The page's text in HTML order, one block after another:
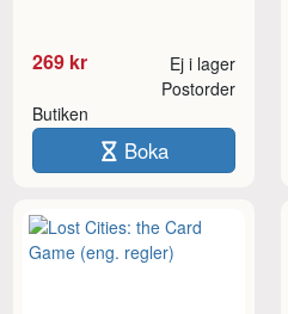
269 kr Ej i lager
Butiken
Postorder
Boka